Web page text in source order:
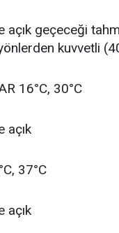
açık geçeceği
kuvvetli
16°C, 30°C
açık
37°C
açık